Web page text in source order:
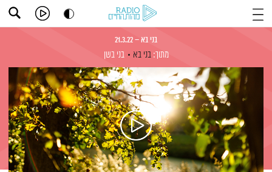
בני בא – 21.3.22
מתוך: בני בא בני בשן